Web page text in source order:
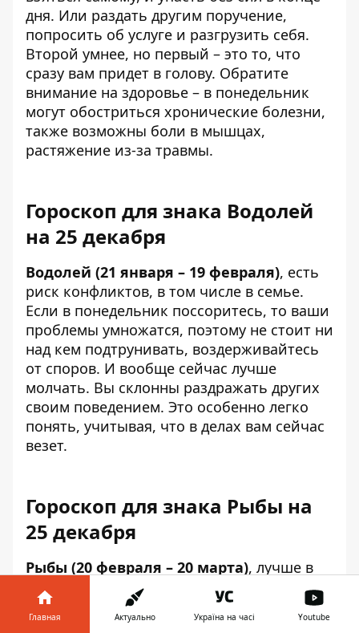
дня. Или раздать другим поручение,
попросить об услуге и разгрузить себя.
Второй умнее, но первый – это то, что
сразу вам придет в голову. Обратите
внимание на здоровье – в понедельник
могут обостриться хронические болезни,
также возможны боли в мышцах,
растяжение из-за травмы.
Гороскоп для знака Водолей
на 25 декабря
Водолей (21 января – 19 февраля), есть
риск конфликтов, в том числе в семье.
Если в понедельник поссоритесь, то ваши
проблемы умножатся, поэтому не стоит ни
над кем подтрунивать, воздерживайтесь
от споров. И вообще сейчас лучше
молчать. Вы склонны раздражать других
своим поведением. Это особенно легко
понять, учитывая, что в делах вам сейчас
везет.
Гороскоп для знака Рыбы на
25 декабря
Рыбы (20 февраля – 20 марта), лучше в
понедельник оставаться в стороне от
происходящего. Не давайте вовлечь себя
в скандалы или интриги. Вам лучше быть
Главная Актуально Україна на часі Youtube